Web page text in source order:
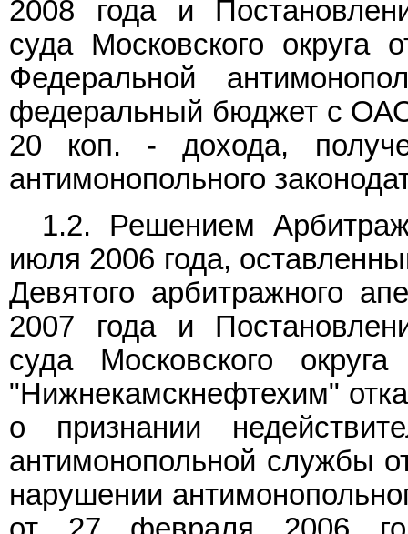
2008 года и
суда Московского
Федеральной
федеральный бюджет с ОАО
20 коп. - дохода,
антимонопольного
1.2. Решением
июля 2006 года,
Девятого арбитражного
2007 года и
суда Московского
"Нижнекамскнефтехим"
о признании
антимонопольной службы
нарушении